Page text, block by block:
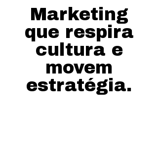
Marketing
que respira
cultura e
movem
estratégia.